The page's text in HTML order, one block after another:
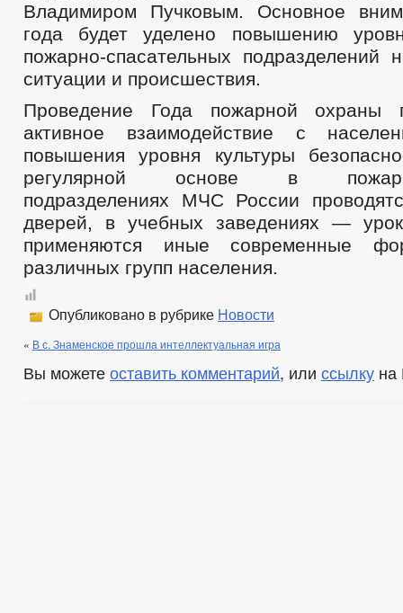
Владимиром Пучковым. Основное
года будет уделено повышению
пожарно-спасательных подразделений
ситуации и происшествия.
Проведение Года пожарной охраны
активное взаимодействие с
повышения уровня культуры
регулярной основе в пожарно-
подразделениях МЧС России
дверей, в учебных заведениях —
применяются иные современные
различных групп населения.
Опубликовано в рубрике Новости
« В с. Знаменское прошла интеллектуальная игра
Вы можете оставить комментарий, или ссылку на